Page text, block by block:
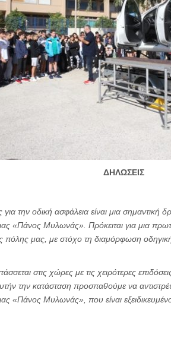
ΔΗΛΩΣΕΙΣ
την οδική ασφάλεια είναι μια σημαντική
«Πάνος Μυλωνάς». Πρόκειται για μια
πόλης μας, με στόχο τη διαμόρφωση
στις χώρες με τις χειρότερες
την κατάσταση προσπαθούμε να
«Πάνος Μυλωνάς», που είναι